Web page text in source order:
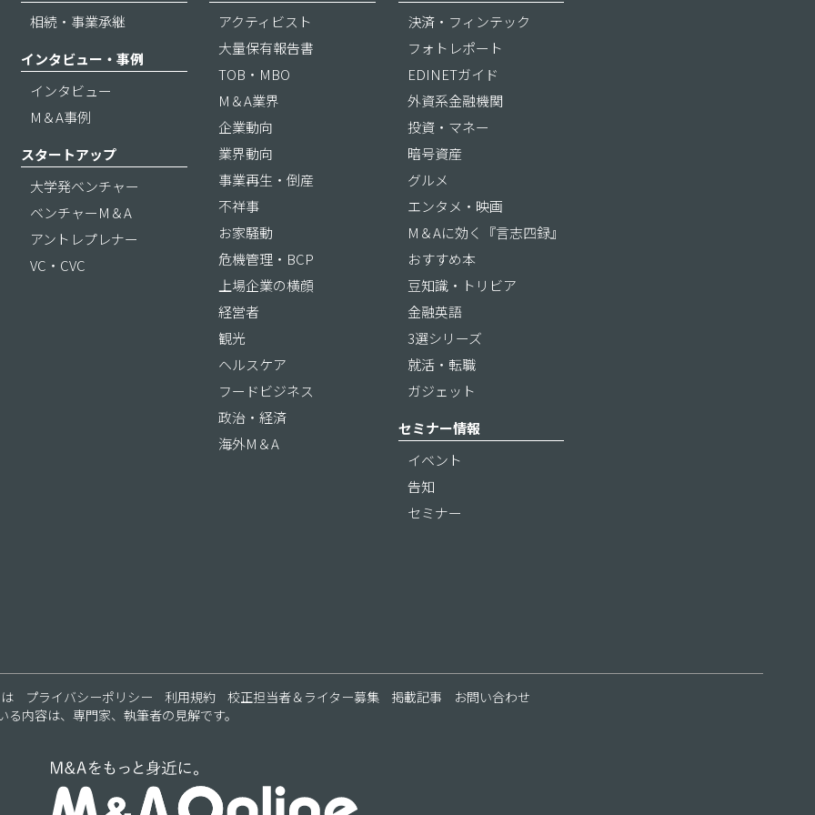
相続・事業承継
インタビュー・事例
インタビュー
M＆A事例
スタートアップ
大学発ベンチャー
ベンチャーM＆A
アントレプレナー
VC・CVC
アクティビスト
大量保有報告書
TOB・MBO
M＆A業界
企業動向
業界動向
事業再生・倒産
不祥事
お家騒動
危機管理・BCP
上場企業の横顔
経営者
観光
ヘルスケア
フードビジネス
政治・経済
海外M＆A
決済・フィンテック
フォトレポート
EDINETガイド
外資系金融機関
投資・マネー
暗号資産
グルメ
エンタメ・映画
M＆Aに効く『言志四録』
おすすめ本
豆知識・トリビア
金融英語
3選シリーズ
就活・転職
ガジェット
セミナー情報
イベント
告知
セミナー
プライバシーポリシー 利用規約 校正担当者＆ライター募集 掲載記事
お問い合わせ
内容は、専門家、執筆者の見解です。